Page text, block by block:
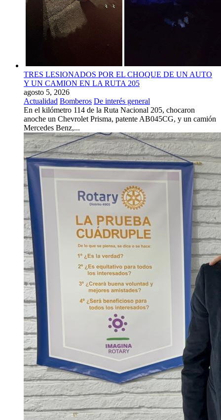
TRES LESIONADOS POR EL CHOQUE DE UN AUTO
Y UN CAMION EN LA RUTA 205
agosto 5, 2026
Actualidad Bomberos De interés general
En el kilómetro 114 de la Ruta Nacional 205, chocaron
anoche un Chevrolet Prisma, patente AB045CG, y un camión
Mercedes Benz,...